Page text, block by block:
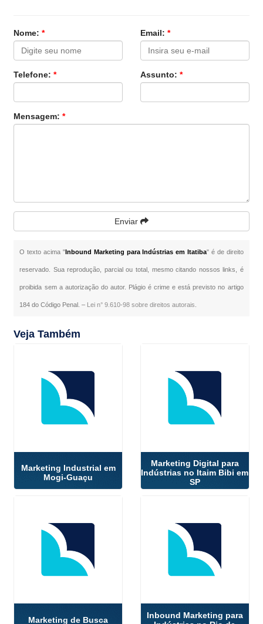
Nome:* Email: *
Telefone:* Assunto: *
Mensagem:*
Enviar
O texto acima "Inbound Marketing para Indústrias em Itatiba" é de direito
reservado. Sua reprodução, parcial ou total, mesmo citando nossos links, é
proibida sem a autorização do autor. Plágio é crime e está previsto no artigo
184 do Código Penal. – Lei n° 9.610-98 sobre direitos autorais
Veja Também
Marketing Industrial em
Mogi-Guaçu
Marketing Digital para
Indústrias no Itaim Bibi em
SP
Marketing de Busca
Inbound Marketing para